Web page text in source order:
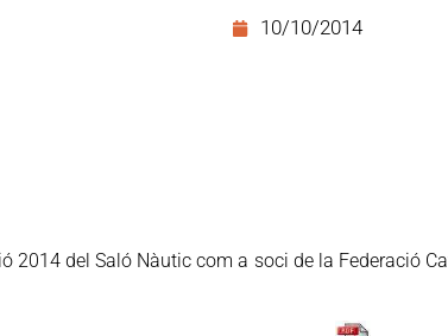
10/10/2014
2014 del Saló Nàutic com a soci de la Federació